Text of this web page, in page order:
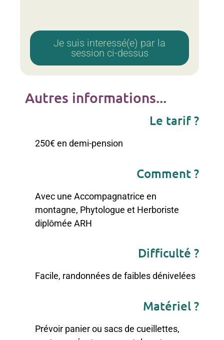
Je suis interessé(e) par la
session ci-dessus
Autres informations...
Le tarif ?
250€ en demi-pension
Comment ?
Avec une Accompagnatrice en
montagne, Phytologue et Herboriste
diplômée ARH
Difficulté ?
Facile, randonnées de faibles dénivelées
Matériel ?
Prévoir panier ou sacs de cueillettes,